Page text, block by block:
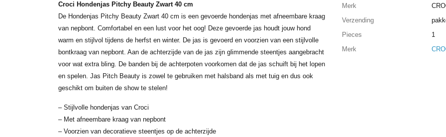
Croci Hondenjas Pitchy Beauty Zwart 40 cm
De Hondenjas Pitchy Beauty Zwart 40 cm is een gevoerde hondenjas met afneembare kraag
van nepbont. Comfortabel en een lust voor het oog! Deze gevoerde jas houdt jouw hond
warm en stijlvol tijdens de herfst en winter. De jas is gevoerd en voorzien van een stijlvolle
bontkraag van nepbont. Aan de achterzijde van de jas zijn glimmende steentjes aangebracht
voor wat extra bling. De banden bij de achterpoten voorkomen dat de jas schuift bij het lopen
en spelen. Jas Pitch Beauty is zowel te gebruiken met halsband als met tuig en dus ook
geschikt om buiten de show te stelen!
– Stijlvolle hondenjas van Croci
– Met afneembare kraag van nepbont
– Voorzien van decoratieve steentjes op de achterzijde
Merk
Verzending
Pieces
1
Merk